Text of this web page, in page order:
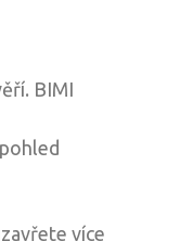
BIMI
více